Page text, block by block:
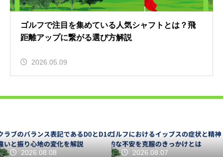
ゴルフで注目を集めている人気シャフトとは？飛
距離アップに繋がる選び方解説
2026.05.09
2026.08.08 2026.08.07